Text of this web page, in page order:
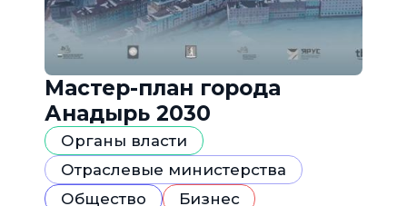
Мастер-план города
Анадырь 2030
Органы власти
Отраслевые министерства
Общество
Бизнес